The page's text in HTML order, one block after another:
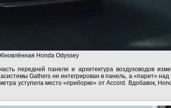
Honda Odyssey
передней панели и архитектура воздуховодов
Gathers не интегрирован в панель, а «парит»
уступила место «приборке» от Accord. Вдобавок,